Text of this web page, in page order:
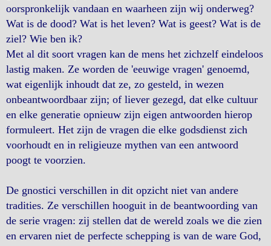
oorspronkelijk vandaan en waarheen zijn wij onderweg?
Wat is de dood? Wat is het leven? Wat is geest? Wat is de
ziel? Wie ben ik?
Met al dit soort vragen kan de mens het zichzelf eindeloos
lastig maken. Ze worden de 'eeuwige vragen' genoemd,
wat eigenlijk inhoudt dat ze, zo gesteld, in wezen
onbeantwoordbaar zijn; of liever gezegd, dat elke cultuur
en elke generatie opnieuw zijn eigen antwoorden hierop
formuleert. Het zijn de vragen die elke godsdienst zich
voorhoudt en in religieuze mythen van een antwoord
poogt te voorzien.
De gnostici verschillen in dit opzicht niet van andere
tradities. Ze verschillen hooguit in de beantwoording van
de serie vragen: zij stellen dat de wereld zoals we die zien
en ervaren niet de perfecte schepping is van de ware God,